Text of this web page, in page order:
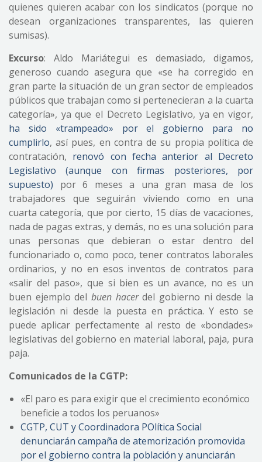
quienes quieren acabar con los sindicatos (porque no
desean organizaciones transparentes, las quieren
sumisas).
Excurso: Aldo Mariátegui es demasiado, digamos,
generoso cuando asegura que «se ha corregido en
gran parte la situación de un gran sector de empleados
públicos que trabajan como si pertenecieran a la cuarta
categoría», ya que el Decreto Legislativo, ya en vigor,
ha sido «trampeado» por el gobierno para no
cumplirlo, así pues, en contra de su propia política de
contratación, renovó con fecha anterior al Decreto
Legislativo (aunque con firmas posteriores, por
supuesto) por 6 meses a una gran masa de los
trabajadores que seguirán viviendo como en una
cuarta categoría, que por cierto, 15 días de vacaciones,
nada de pagas extras, y demás, no es una solución para
unas personas que debieran o estar dentro del
funcionariado o, como poco, tener contratos laborales
ordinarios, y no en esos inventos de contratos para
«salir del paso», que si bien es un avance, no es un
buen ejemplo del buen hacerdel gobierno ni desde la
legislación ni desde la puesta en práctica. Y esto se
puede aplicar perfectamente al resto de «bondades»
legislativas del gobierno en material laboral, paja, pura
paja.
Comunicados de la CGTP:
«El paro es para exigir que el crecimiento económico
beneficie a todos los peruanos»
CGTP, CUT y Coordinadora POlítica Social
denunciarán campaña de atemorización promovida
por el gobierno contra la población y anunciarán